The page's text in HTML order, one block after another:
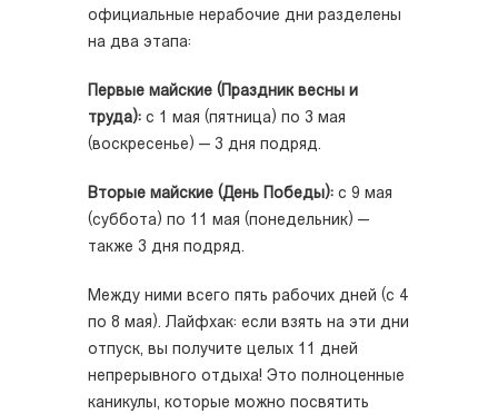
официальные нерабочие дни разделены
на два этапа:
Первые майские (Праздник весны и
труда): с 1 мая (пятница) по 3 мая
(воскресенье) — 3 дня подряд.
Вторые майские (День Победы): с 9 мая
(суббота) по 11 мая (понедельник) —
также 3 дня подряд.
Между ними всего пять рабочих дней (с 4
по 8 мая). Лайфхак: если взять на эти дни
отпуск, вы получите целых 11 дней
непрерывного отдыха! Это полноценные
каникулы, которые можно посвятить